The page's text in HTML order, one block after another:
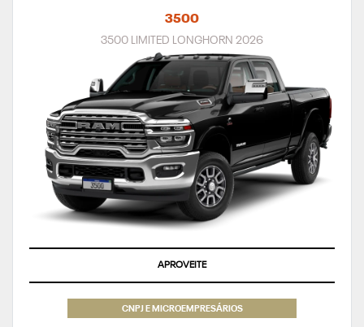
3500
3500 LIMITED LONGHORN 2026
APROVEITE
CNPJ E MICROEMPRESÁRIOS